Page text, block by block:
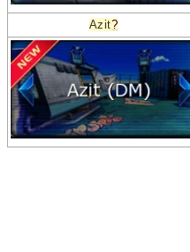
Azit?